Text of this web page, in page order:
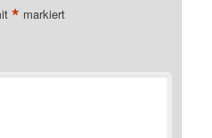
* markiert